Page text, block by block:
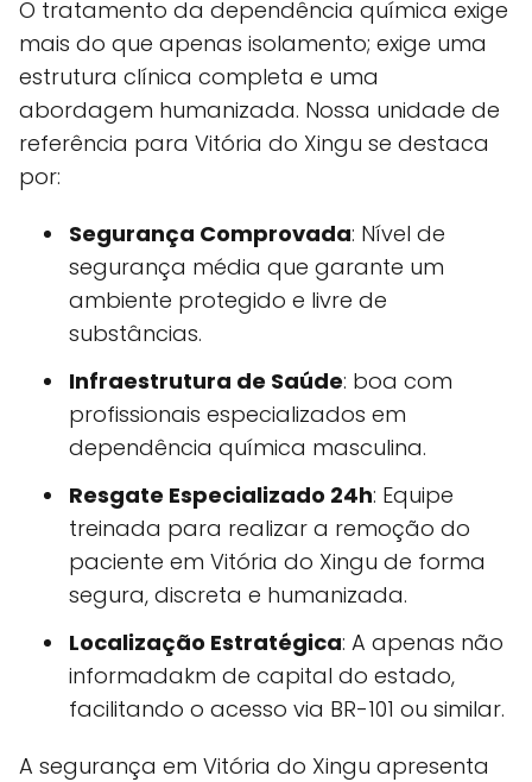
O tratamento da dependência química exige
mais do que apenas isolamento; exige uma
estrutura clínica completa e uma
abordagem humanizada. Nossa unidade de
referência para Vitória do Xingu se destaca
por:
Segurança Comprovada: Nível de
segurança média que garante um
ambiente protegido e livre de
substâncias.
Infraestrutura de Saúde: boa com
profissionais especializados em
dependência química masculina.
Resgate Especializado 24h: Equipe
treinada para realizar a remoção do
paciente em Vitória do Xingu de forma
segura, discreta e humanizada.
Localização Estratégica: A apenas não
informadakm de capital do estado,
facilitando o acesso via BR-101 ou similar.
A segurança em Vitória do Xingu apresenta